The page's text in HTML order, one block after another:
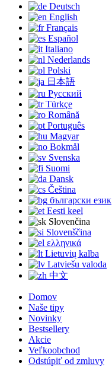
Deutsch
English
Français
Español
Italiano
Nederlands
Polski
日本語
Русский
Türkçe
Română
Português
Magyar
Bokmål
Svenska
Suomi
Dansk
Čeština
български език
Eesti keel
Slovenčina
Slovenščina
ελληνικά
Lietuvių kalba
Latviešu valoda
中文
Domov
Naše tipy
Novinky
Bestsellery
Akcie
Veľkoobchod
Odstúpiť od zmluvy